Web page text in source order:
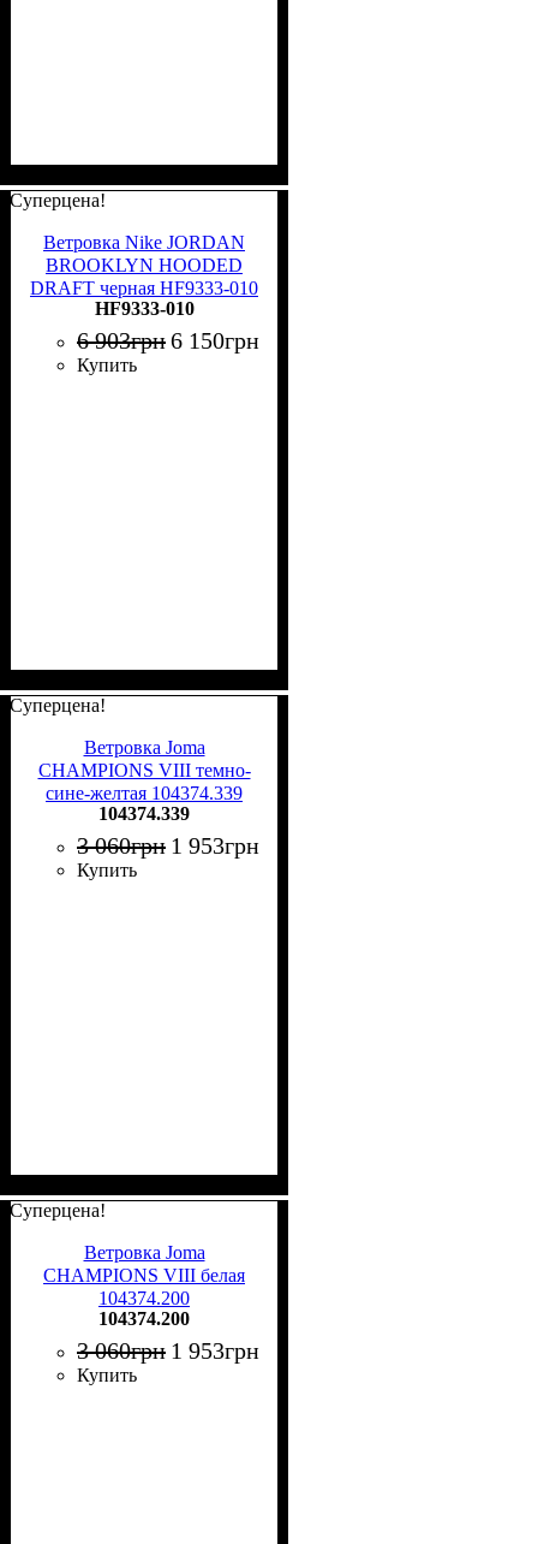
Суперцена!
Ветровка Nike JORDAN
BROOKLYN HOODED
DRAFT черная HF9333-010
HF9333-010
6 903грн6 150грн
Купить
Суперцена!
Ветровка Joma
CHAMPIONS VIII темно-
сине-желтая 104374.339
104374.339
3 060грн 1 953грн
Купить
Суперцена!
Ветровка Joma
CHAMPIONS VIII белая
104374.200
104374.200
3 060грн 1 953грн
Купить